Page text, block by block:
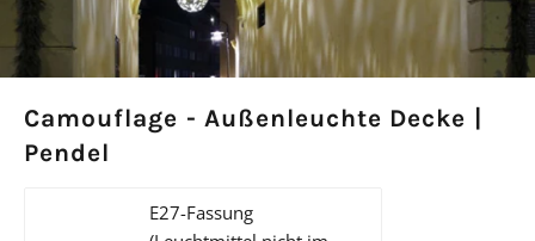
Camouflage - Außenleuchte Decke |
Pendel